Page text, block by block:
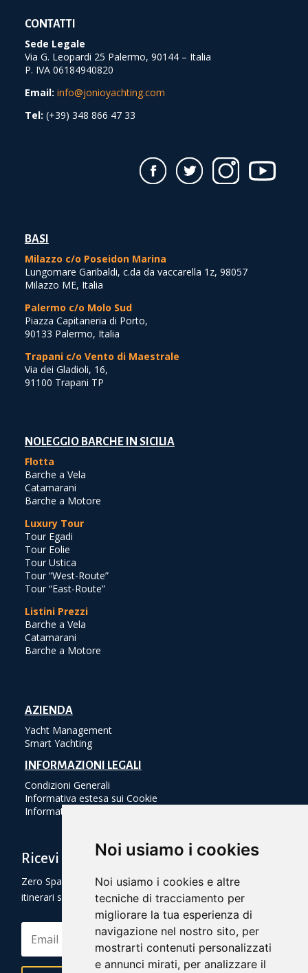
Noi usiamo i cookies
Noi usiamo i cookies e altre
tecniche di tracciamento per
migliorare la tua esperienza di
navigazione nel nostro sito, per
mostrarti contenuti personalizzati
e annunci mirati, per analizzare il
CONTATTI
Sede Legale
Via G. Leopardi 25 Palermo, 90144 – Italia
P. IVA 06184940820
Email: info@jonioyachting.com
Tel: (+39) 348 866 47 33
BASI
Milazzo c/o Poseidon Marina
Lungomare Garibaldi, c.da da vaccarella 1z, 98057
Milazzo ME, Italia
Palermo c/o Molo Sud
Piazza Capitaneria di Porto,
90133 Palermo, Italia
Trapani c/o Vento di Maestrale
Via dei Gladioli, 16,
91100 Trapani TP
NOLEGGIO BARCHE IN SICILIA
Flotta
Barche a Vela
Catamarani
Barche a Motore
Luxury Tour
Tour Egadi
Tour Eolie
Tour Ustica
Tour “West-Route”
Tour “East-Route”
Listini Prezzi
Barche a Vela
Catamarani
Barche a Motore
AZIENDA
Yacht Management
Smart Yachting
INFORMAZIONI LEGALI
Condizioni Generali
Informativa estesa sui Cookie
Informativa sulla Privacy
Ricevi Sconti e Itinerari da Scoprire!
Zero Spam! Solo offerte speciali ed informazioni su
itinerari suggeriti.